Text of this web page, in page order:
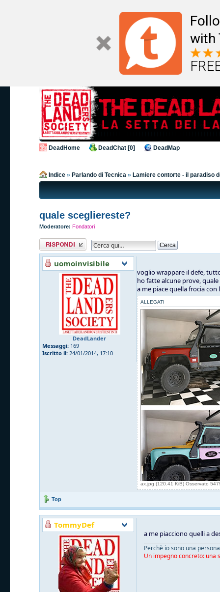
with
DeadHome DeadChat [0] DeadMap
Indice » Parlando di Tecnica » Lamiere contorte - il paradiso
quale scegliereste?
Moderatore: Fondatori
Rispondi al
messaggio
uomoinvisibile
DeadLander
Messaggi: 169
Iscritto il: 24/01/2014, 17:10
voglio wrappare il defe,
ho fatte alcune prove, quale
a me piace quella frocia
ALLEGATI
ax.jpg (120.41 KiB) Osservato
Top
TommyDef
a me piacciono quelli a
Perchè io sono una
Un impegno concreto: una